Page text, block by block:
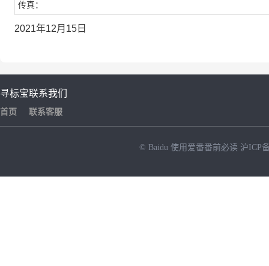
传真：
2021年12月15日
寻标宝
首页
联系我们
联系客服
© Baidu 使用爱番番前必读 沪ICP